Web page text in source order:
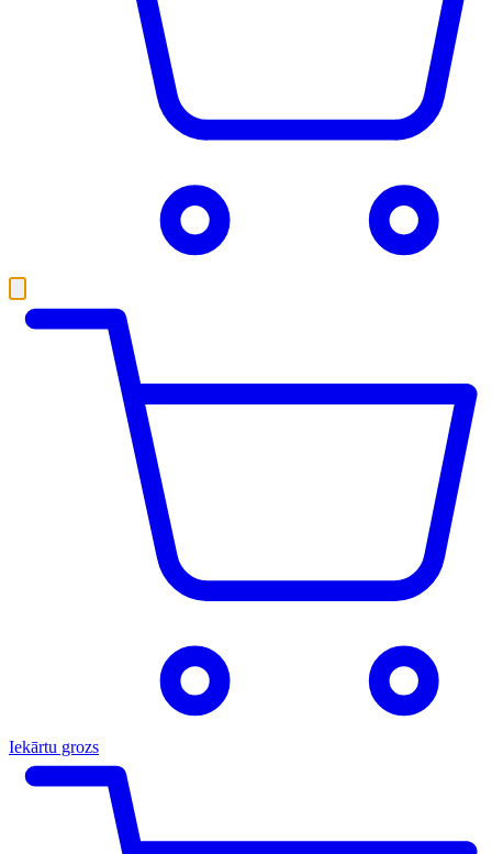
Iekārtu grozs